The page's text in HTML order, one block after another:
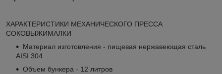
ХАРАКТЕРИСТИКИ МЕХАНИЧЕСКОГО ПРЕССА
СОКОВЫЖИМАЛКИ
Материал изготовления - пищевая нержавеющая сталь
AISI 304
Объем бункера - 12 литров